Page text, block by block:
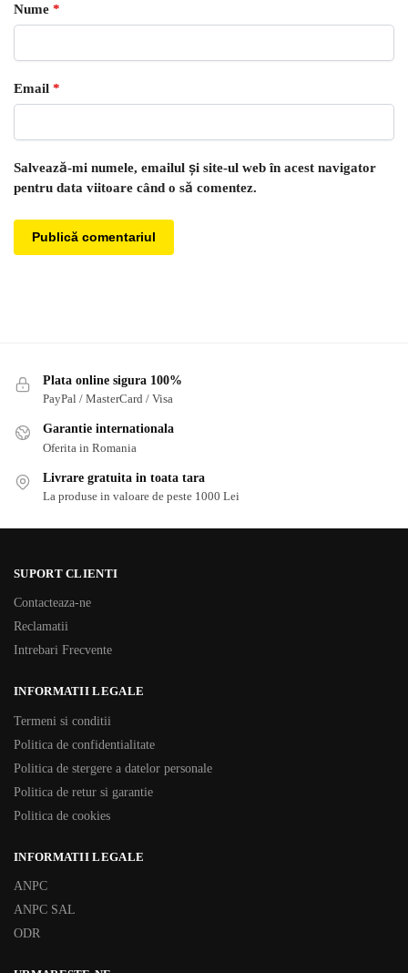
Nume *
Email *
Salvează-mi numele, emailul și site-ul web în acest navigator
pentru data viitoare când o să comentez.
Plata online sigura 100%
PayPal / MasterCard / Visa
Garantie internationala
Oferita in Romania
Livrare gratuita in toata tara
La produse in valoare de peste 1000 Lei
SUPORT CLIENTI
Contacteaza-ne
Reclamatii
Intrebari Frecvente
INFORMATII LEGALE
Termeni si conditii
Politica de confidentialitate
Politica de stergere a datelor personale
Politica de retur si garantie
Politica de cookies
INFORMATII LEGALE
ANPC
ANPC SAL
ODR